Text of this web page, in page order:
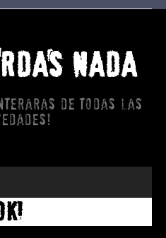
NADA
de todas las